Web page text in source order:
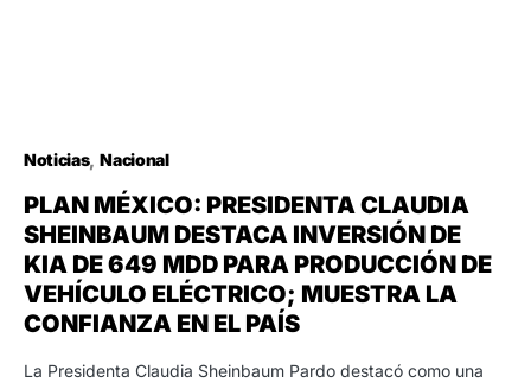
Noticias Nacional
PLAN MÉXICO: PRESIDENTA CLAUDIA
SHEINBAUM DESTACA INVERSIÓN DE
KIA DE 649 MDD PARA PRODUCCIÓN DE
VEHÍCULO ELÉCTRICO; MUESTRA LA
CONFIANZA EN EL PAÍS
La Presidenta Claudia Sheinbaum Pardo destacó como una